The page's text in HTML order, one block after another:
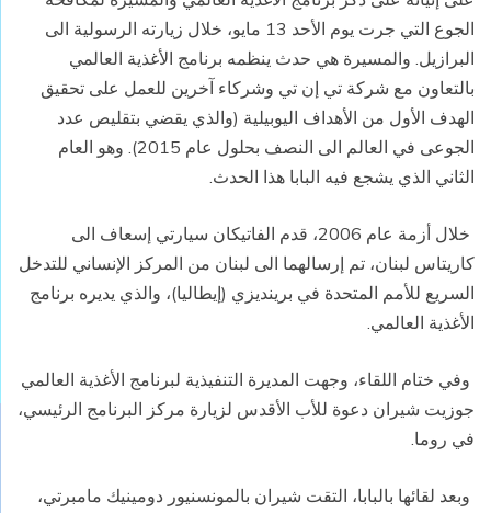
الجوع التي جرت يوم الأحد 13 مايو، خلال زيارته الرسولية الى
البرازيل. والمسيرة هي حدث ينظمه برنامج الأغذية العالمي
بالتعاون مع شركة تي إن تي وشركاء آخرين للعمل على تحقيق
الهدف الأول من الأهداف اليوبيلية (والذي يقضي بتقليص عدد
الجوعى في العالم الى النصف بحلول عام 2015). وهو العام
الثاني الذي يشجع فيه البابا هذا الحدث.
خلال أزمة عام 2006، قدم الفاتيكان سيارتي إسعاف الى
كاريتاس لبنان، تم إرسالهما الى لبنان من المركز الإنساني للتدخل
السريع للأمم المتحدة في برينديزي (إيطاليا)، والذي يديره برنامج
الأغذية العالمي.
وفي ختام اللقاء، وجهت المديرة التنفيذية لبرنامج الأغذية العالمي
جوزيت شيران دعوة للأب الأقدس لزيارة مركز البرنامج الرئيسي،
في روما.
وبعد لقائها بالبابا، التقت شيران بالمونسنيور دومينيك مامبرتي،